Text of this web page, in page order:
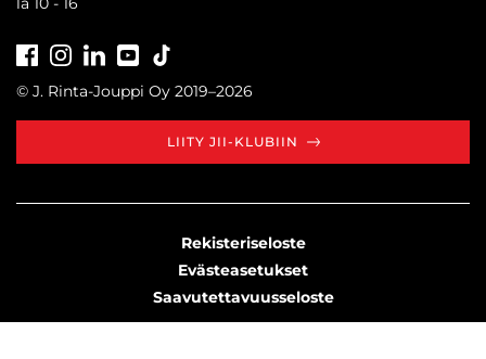
FacebookInstagramLinkedInYoutube
© J. Rinta-Jouppi Oy 2019–2026
LIITY JII-KLUBIIN
Rekisteriseloste
Evästeasetukset
Saavutettavuusseloste